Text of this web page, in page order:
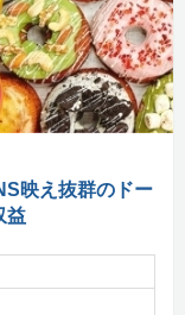
映え抜群のドー
益